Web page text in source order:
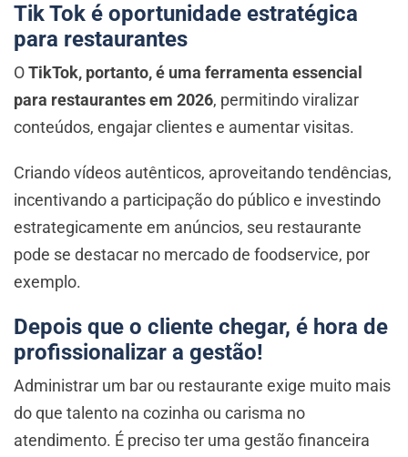
Tik Tok é oportunidade estratégica
para restaurantes
OTikTok, portanto, é uma ferramenta essencial
para restaurantes em 2026, permitindo viralizar
conteúdos, engajar clientes e aumentar visitas.
Criando vídeos autênticos, aproveitando tendências,
incentivando a participação do público e investindo
estrategicamente em anúncios, seu restaurante
pode se destacar no mercado de foodservice, por
exemplo.
Depois que o cliente chegar, é hora de
profissionalizar a gestão!
Administrar um bar ou restaurante exige muito mais
do que talento na cozinha ou carisma no
atendimento. É preciso ter uma gestão financeira